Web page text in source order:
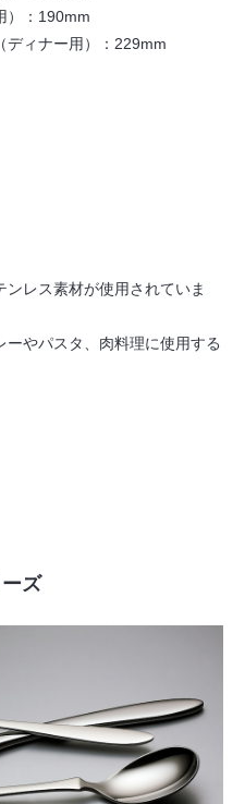
）：190mm
ディナー用）：229mm
レス素材が使用されていま
やパスタ、肉料理に使用する
ズ